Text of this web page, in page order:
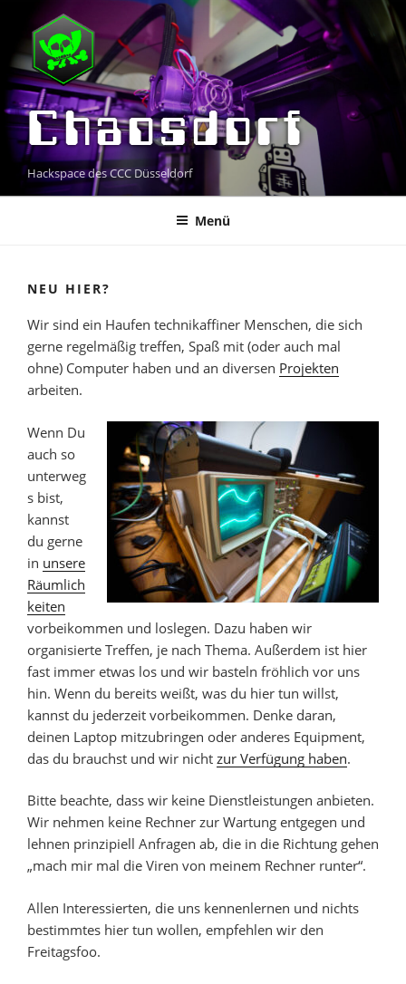
Inhalt
springen
Chaosdorf
Hackspace des CCC Düsseldorf
Menü
NEU HIER?
Wir sind ein Haufen technikaffiner Menschen, die sich
gerne regelmäßig treffen, Spaß mit (oder auch mal
ohne) Computer haben und an diversen Projekten
arbeiten.
Wenn Du
auch so
unterweg
s bist,
kannst
du gerne
in unsere
Räumlich
keiten
vorbeikommen und loslegen. Dazu haben wir
organisierte Treffen, je nach Thema. Außerdem ist hier
fast immer etwas los und wir basteln fröhlich vor uns
hin. Wenn du bereits weißt, was du hier tun willst,
kannst du jederzeit vorbeikommen. Denke daran,
deinen Laptop mitzubringen oder anderes Equipment,
das du brauchst und wir nicht zur Verfügung haben.
Bitte beachte, dass wir keine Dienstleistungen anbieten.
Wir nehmen keine Rechner zur Wartung entgegen und
lehnen prinzipiell Anfragen ab, die in die Richtung gehen
„mach mir mal die Viren von meinem Rechner runter“.
Allen Interessierten, die uns kennenlernen und nichts
bestimmtes hier tun wollen, empfehlen wir den
Freitagsfoo.